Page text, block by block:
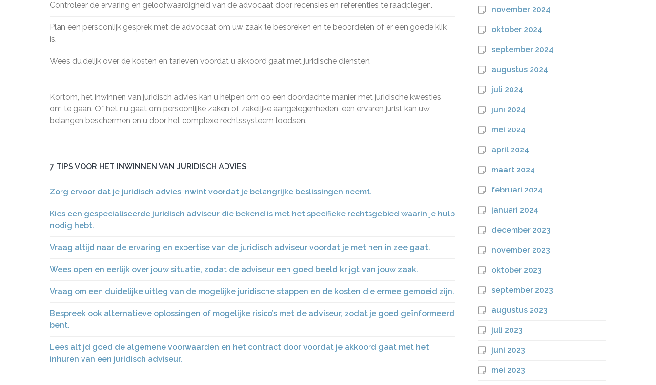
Controleer de ervaring en geloofwaardigheid van de advocaat door recensies en referenties te raadplegen.
Plan een persoonlijk gesprek met de advocaat om uw zaak te bespreken en te beoordelen of er een goede klik
is.
Wees duidelijk over de kosten en tarieven voordat u akkoord gaat met juridische diensten.
Kortom, het inwinnen van juridisch advies kan u helpen om op een doordachte manier met juridische kwesties
om te gaan. Of het nu gaat om persoonlijke zaken of zakelijke aangelegenheden, een ervaren jurist kan uw
belangen beschermen en u door het complexe rechtssysteem loodsen.
7 TIPS VOOR HET INWINNEN VAN JURIDISCH ADVIES
Zorg ervoor dat je juridisch advies inwint voordat je belangrijke beslissingen neemt.
Kies een gespecialiseerde juridisch adviseur die bekend is met het specifieke rechtsgebied waarin je hulp
nodig hebt.
Vraag altijd naar de ervaring en expertise van de juridisch adviseur voordat je met hen in zee gaat.
Wees open en eerlijk over jouw situatie, zodat de adviseur een goed beeld krijgt van jouw zaak.
Vraag om een duidelijke uitleg van de mogelijke juridische stappen en de kosten die ermee gemoeid zijn.
Bespreek ook alternatieve oplossingen of mogelijke risico’s met de adviseur, zodat je goed geïnformeerd
bent.
Lees altijd goed de algemene voorwaarden en het contract door voordat je akkoord gaat met het
inhuren van een juridisch adviseur.
november 2024
oktober 2024
september 2024
augustus 2024
juli 2024
juni 2024
mei 2024
april 2024
maart 2024
februari 2024
januari 2024
december 2023
november 2023
oktober 2023
september 2023
augustus 2023
juli 2023
juni 2023
mei 2023